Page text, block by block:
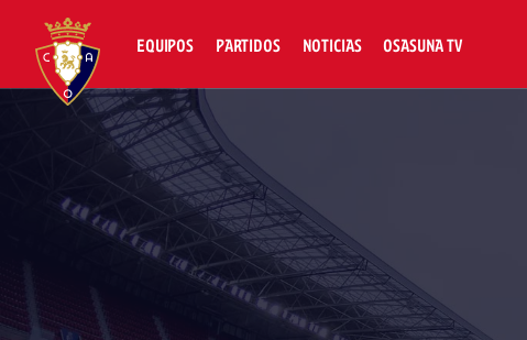
EQUIPOS PARTIDOS NOTICIAS OSASUNA TV